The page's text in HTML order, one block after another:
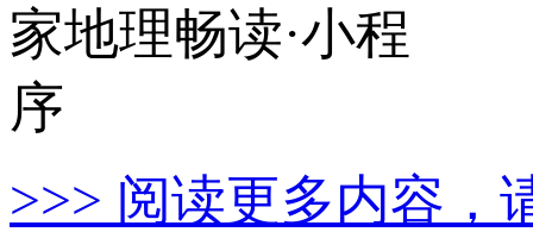
>>> 阅读更多内容，